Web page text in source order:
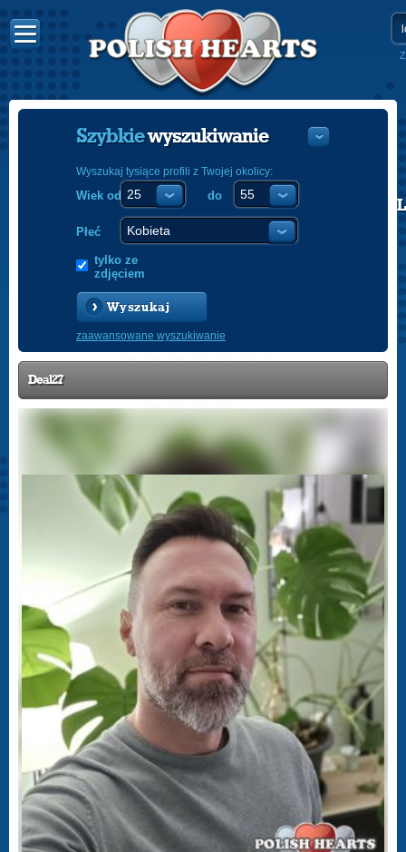
POLISH
Szybkiewyszukiwanie
Wyszukaj tysiące profili z Twojej okolicy:
Wiek od do
Płeć
tylko ze
zdjęciem
Wyszukaj
zaawansowane wyszukiwanie
Deal27